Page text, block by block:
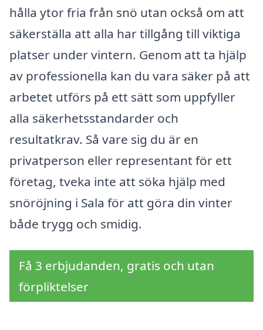
hålla ytor fria från snö utan också om att
säkerställa att alla har tillgång till viktiga
platser under vintern. Genom att ta hjälp
av professionella kan du vara säker på att
arbetet utförs på ett sätt som uppfyller
alla säkerhetsstandarder och
resultatkrav. Så vare sig du är en
privatperson eller representant för ett
företag, tveka inte att söka hjälp med
snöröjning i Sala för att göra din vinter
både trygg och smidig.
Få 3 erbjudanden, gratis och utan
förpliktelser